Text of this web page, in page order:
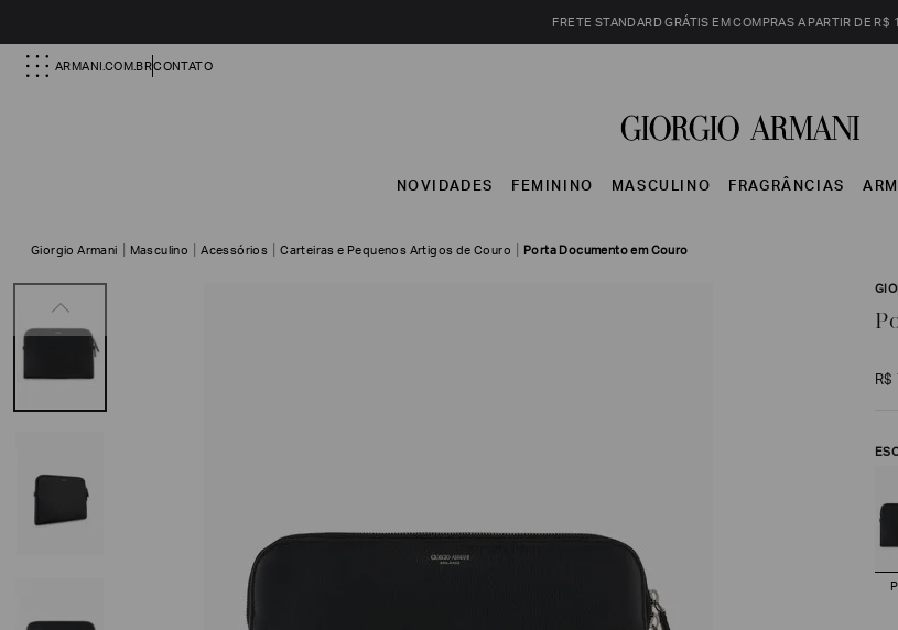
FRETE STANDARD GRÁTIS EM COMPRAS A PARTIR DE R$
ARMANI.COM.BRCONTATO
NOVIDADES FEMININO MASCULINO FRAGRÂNCIAS
Giorgio Armani Masculino Acessórios Carteiras e Pequenos Artigos de Couro Porta Documento em Couro
R$